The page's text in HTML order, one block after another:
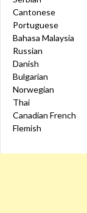
Cantonese
Portuguese
Bahasa Malaysia
Russian
Danish
Bulgarian
Norwegian
Thai
Canadian French
Flemish